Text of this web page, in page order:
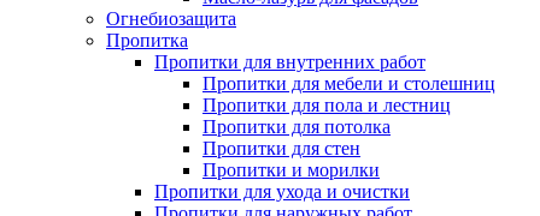
Огнебиозащита
Пропитка
Пропитки для внутренних работ
Пропитки для мебели и столешниц
Пропитки для пола и лестниц
Пропитки для потолка
Пропитки для стен
Пропитки и морилки
Пропитки для ухода и очистки